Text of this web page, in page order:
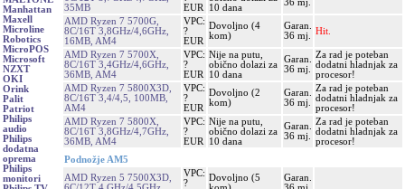
Manhattan
Maxell
Microline
Robotics
MicroPOS
Microsoft
NZXT
OKI
Orink
Palit
Patriot
Philips
audio
Philips
dodatna
oprema
Philips
monitori
35MB
EUR
10 dana
AMD Ryzen 7 5700G,
8C/16T 3,8GHz/4,6GHz,
16MB, AM4
VPC:
?
EUR
Dovoljno (4
kom)
Garan.
36 mj.
Hit.
AMD Ryzen 7 5700X,
8C/16T 3,4GHz/4,6GHz,
36MB, AM4
VPC:
?
EUR
Nije na putu,
obično dolazi za
10 dana
Garan.
36 mj.
Za rad je poteban
dodatni hladnjak za
procesor!
AMD Ryzen 7 5800X3D,
8C/16T 3,4/4,5, 100MB,
AM4
VPC:
?
EUR
Dovoljno (2
kom)
Garan.
36 mj.
Za rad je poteban
dodatni hladnjak za
procesor!
AMD Ryzen 7 5800X,
8C/16T 3,8GHz/4,7GHz,
36MB, AM4
VPC:
?
EUR
Nije na putu,
obično dolazi za
10 dana
Garan.
36 mj.
Za rad je poteban
dodatni hladnjak za
procesor!
Podnožje AM5
AMD Ryzen 5 7500X3D,
VPC:
?
Dovoljno (5
Garan.